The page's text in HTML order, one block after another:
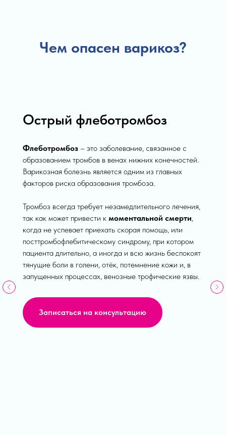
Чем опасен варикоз?
Острый флеботромбоз
Флеботромбоз – это заболевание, связанное с
образованием тромбов в венах нижних конечностей.
Варикозная болезнь является одним из главных
факторов риска образования тромбоза.
Тромбоз всегда требует незамедлительного лечения,
так как может привести к моментальной смерти,
когда не успевает приехать скорая помощь, или
посттромбофлебитическому синдрому, при котором
пациента длительно, а иногда и всю жизнь беспокоят
тянущие боли в голени, отёк, потемнение кожи и, в
запущенных процессах, венозные трофические язвы.
Записаться на консультацию